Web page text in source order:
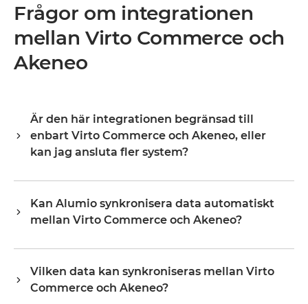
Frågor om integrationen
mellan Virto Commerce och
Akeneo
Är den här integrationen begränsad till
enbart Virto Commerce och Akeneo, eller
kan jag ansluta fler system?
gräns. När de väl är anslutna utökar du samma plattform
till ditt ERP, PIM, WMS, CRM eller vilket annat system som
konfiguration i stället för att börja om från grunden.
Organisationer börjar vanligtvis med en eller två
integrationer och skalar upp till dussintals på samma
plattform, utan att kostnaderna och komplexiteten ökar
Kan Alumio synkronisera data automatiskt
mellan Virto Commerce och Akeneo?
ett schema, beroende på hur du konfigurerar flödet. Du
definierar den exakta fältmappningen och triggerlogiken
Vilken data kan synkroniseras mellan Virto
Commerce och Akeneo?